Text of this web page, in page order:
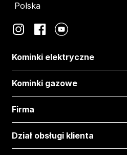
Polska
Kominki elektryczne
Kominki gazowe
Firma
Dział obsługi klienta